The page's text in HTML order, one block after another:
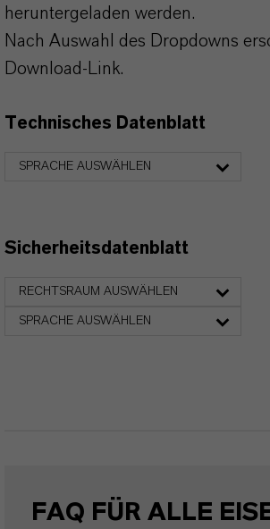
heruntergeladen werden.
Nach Auswahl des Dropdowns
Download-Link.
Technisches Datenblatt
SPRACHE AUSWÄHLEN
Sicherheitsdatenblatt
RECHTSRAUM AUSWÄHLEN
SPRACHE AUSWÄHLEN
FAQ FÜR ALLE